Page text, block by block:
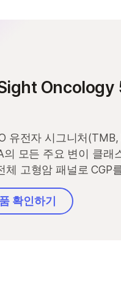
Oncology
유전자 시그니처(TMB,
모든 주요 변이 클래
체 고형암 패널로 CGP
확인하기